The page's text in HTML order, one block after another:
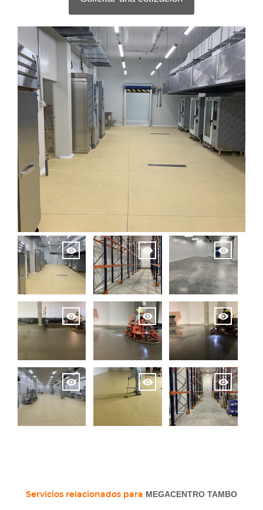
Servicios relacionados para MEGACENTRO TAMBO